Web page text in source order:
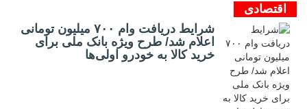
اقتصادی
شرایط دریافت وام ۷۰۰ میلیون تومانی
اعلام شد/ طرح ویژه بانک ملی برای
خرید کالا به خودرو اولی‌ها